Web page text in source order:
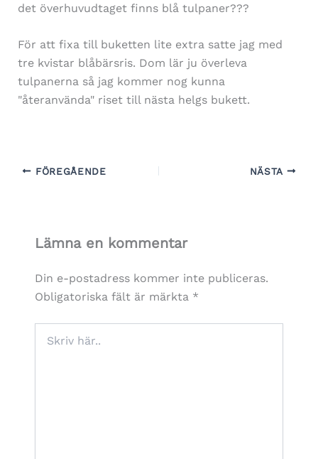
det överhuvudtaget finns blå tulpaner???
För att fixa till buketten lite extra satte jag med
tre kvistar blåbärsris. Dom lär ju överleva
tulpanerna så jag kommer nog kunna
"återanvända" riset till nästa helgs bukett.
FÖREGÅENDE NÄSTA
Lämna en kommentar
Din e-postadress kommer inte publiceras.
Obligatoriska fält är märkta *
här..